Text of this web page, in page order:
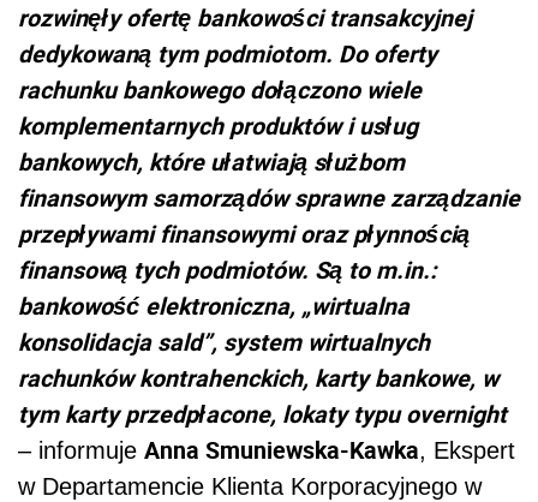
rozwinęły ofertę bankowości transakcyjnej
dedykowaną tym podmiotom. Do oferty
rachunku bankowego dołączono wiele
komplementarnych produktów i usług
bankowych, które ułatwiają służbom
finansowym samorządów sprawne zarządzanie
przepływami finansowymi oraz płynnością
finansową tych podmiotów. Są to m.in.:
bankowość elektroniczna, „wirtualna
konsolidacja sald”, system wirtualnych
rachunków kontrahenckich, karty bankowe, w
tym karty przedpłacone, lokaty typu overnight
– informuje Anna Smuniewska-Kawka, Ekspert
w Departamencie Klienta Korporacyjnego w